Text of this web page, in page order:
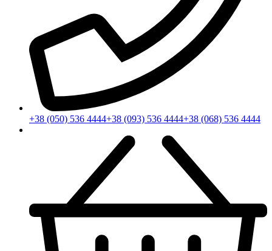
+38 (050) 536 4444+38 (093) 536 4444+38 (068) 536 4444